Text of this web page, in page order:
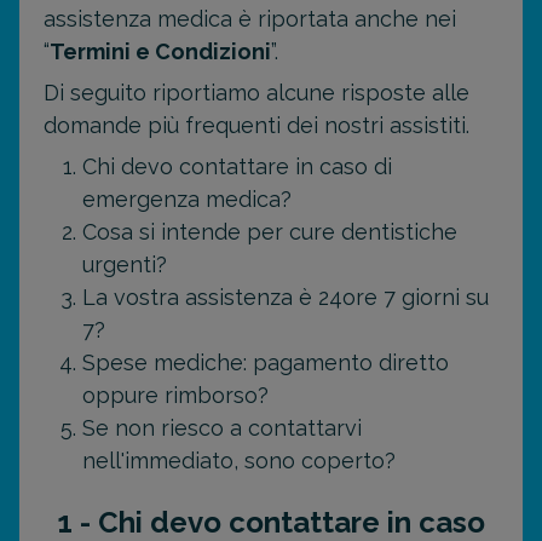
assistenza medica è riportata anche nei
“Termini e Condizioni”.
Di seguito riportiamo alcune risposte alle
domande più frequenti dei nostri assistiti.
Chi devo contattare in caso di
emergenza medica?
Cosa si intende per cure dentistiche
urgenti?
La vostra assistenza è 24ore 7 giorni su
7?
Spese mediche: pagamento diretto
oppure rimborso?
Se non riesco a contattarvi
nell'immediato, sono coperto?
1 - Chi devo contattare in caso